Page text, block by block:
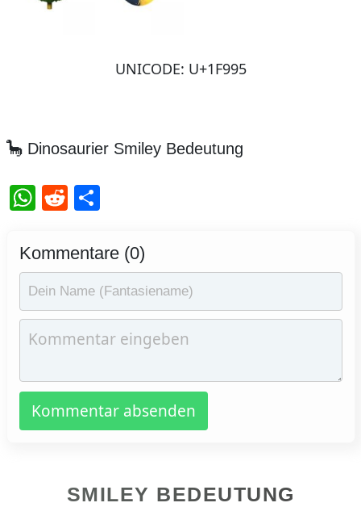
UNICODE: U+1F995
🦕 Dinosaurier Smiley Bedeutung
WhatsApp
Reddit
Teilen
Kommentare (0)
Kommentar absenden
SMILEY BEDEUTUNG